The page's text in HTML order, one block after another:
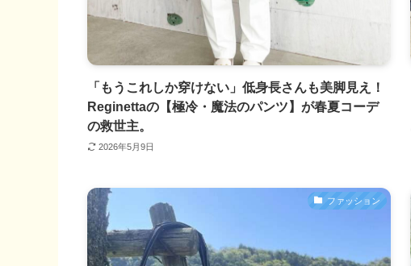
「もうこれしか穿けない」低身長さんも美脚見え！
Reginettaの【極冷・魔法のパンツ】が春夏コーデ
の救世主。
2026年5月9日
ファッション